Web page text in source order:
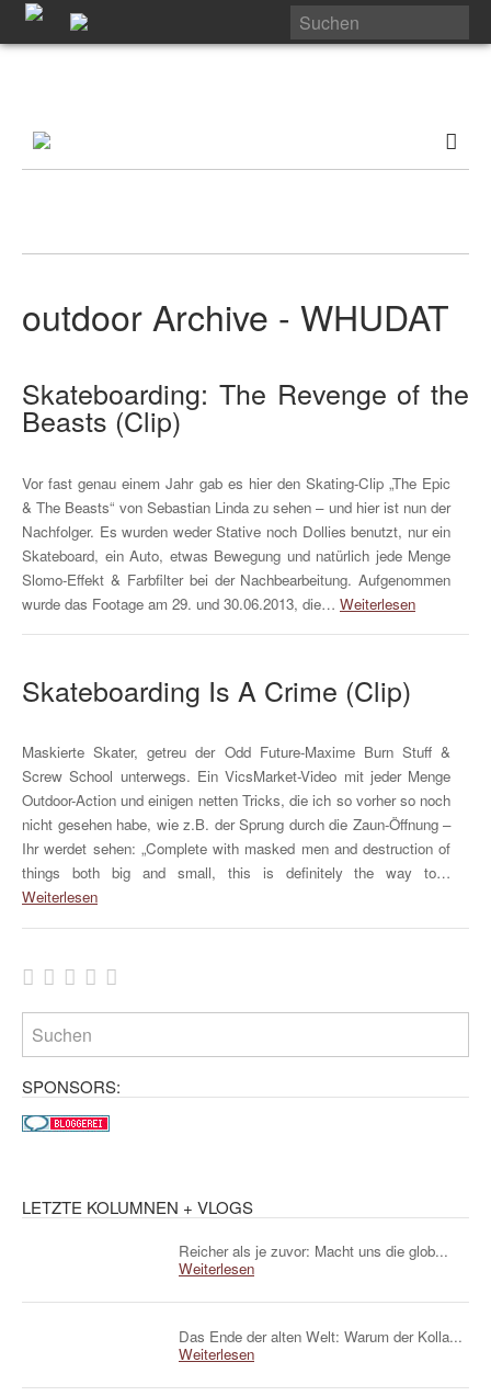
outdoor Archive - WHUDAT
Skateboarding: The Revenge of the
Beasts (Clip)
Vor fast genau einem Jahr gab es hier den Skating-Clip „The Epic
& The Beasts“ von Sebastian Linda zu sehen – und hier ist nun der
Nachfolger. Es wurden weder Stative noch Dollies benutzt, nur ein
Skateboard, ein Auto, etwas Bewegung und natürlich jede Menge
Slomo-Effekt & Farbfilter bei der Nachbearbeitung. Aufgenommen
wurde das Footage am 29. und 30.06.2013, die… Weiterlesen
Skateboarding Is A Crime (Clip)
Maskierte Skater, getreu der Odd Future-Maxime Burn Stuff &
Screw School unterwegs. Ein VicsMarket-Video mit jeder Menge
Outdoor-Action und einigen netten Tricks, die ich so vorher so noch
nicht gesehen habe, wie z.B. der Sprung durch die Zaun-Öffnung –
Ihr werdet sehen: „Complete with masked men and destruction of
things both big and small, this is definitely the way to…
Weiterlesen
SPONSORS:
LETZTE KOLUMNEN + VLOGS
Reicher als je zuvor: Macht uns die glob...
Weiterlesen
Das Ende der alten Welt: Warum der Kolla...
Weiterlesen